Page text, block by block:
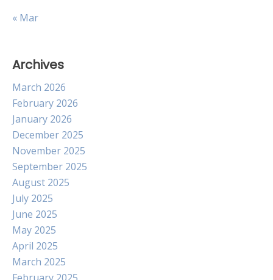
« Mar
Archives
March 2026
February 2026
January 2026
December 2025
November 2025
September 2025
August 2025
July 2025
June 2025
May 2025
April 2025
March 2025